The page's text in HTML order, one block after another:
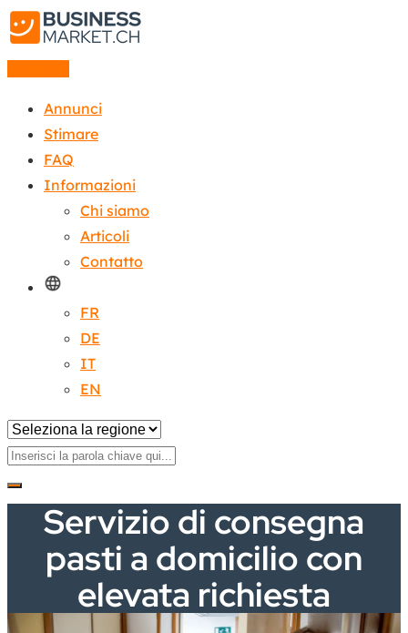
Annunci
Stimare
FAQ
Informazioni
Chi siamo
Articoli
Contatto
FR
DE
IT
EN
Servizio di consegna
pasti a domicilio con
elevata richiesta